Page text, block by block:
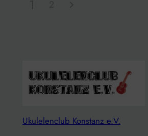
Ukulelenclub Konstanz e.V.